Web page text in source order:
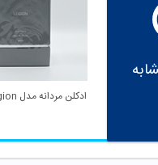
ادکلن مردانه مدل Legion کانژوکا